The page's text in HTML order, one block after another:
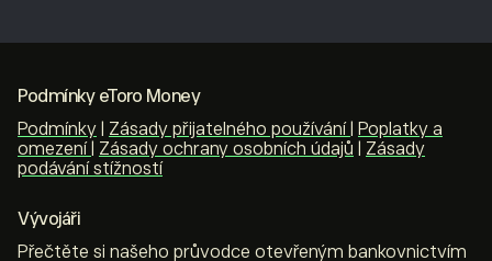
Podmínky eToro Money
Podmínky
Zásady přijatelného používání
Poplatky a
omezení
Zásady ochrany osobních údajů
Zásady
podávání stížností
Vývojáři
Přečtěte si našeho průvodce otevřeným bankovnictvím